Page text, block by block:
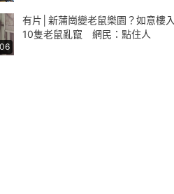
有片│新蒲崗變老鼠樂園？如意樓入
10隻老鼠亂竄 網民：點住人